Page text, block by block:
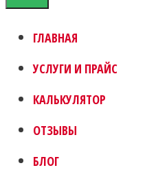
ГЛАВНАЯ
УСЛУГИ И ПРАЙС
КАЛЬКУЛЯТОР
ОТЗЫВЫ
БЛОГ